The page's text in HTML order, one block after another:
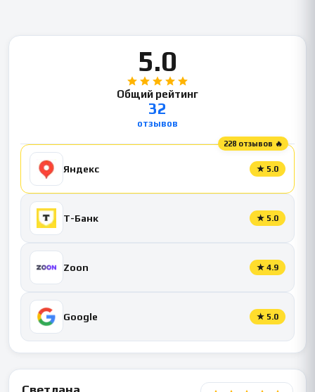
5.0
Общий рейтинг
32
отзывов
228 отзывов 🔥
Яндекс ★ 5.0
Т-Банк ★ 5.0
Zoon ★ 4.9
Google ★ 5.0